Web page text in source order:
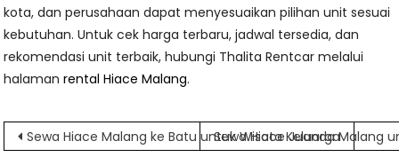
kota, dan perusahaan dapat menyesuaikan pilihan unit sesuai
kebutuhan. Untuk cek harga terbaru, jadwal tersedia, dan
rekomendasi unit terbaik, hubungi Thalita Rentcar melalui
halamanrental Hiace Malang.
Navigasi
Sewa Hiace Malang ke Batu untuk Wisata Keluarga
Sewa Hiace Juanda Malang